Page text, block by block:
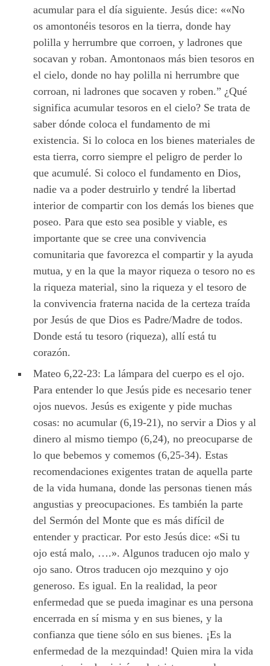
acumular para el día siguiente. Jesús dice: ««No
os amontonéis tesoros en la tierra, donde hay
polilla y herrumbre que corroen, y ladrones que
socavan y roban. Amontonaos más bien tesoros en
el cielo, donde no hay polilla ni herrumbre que
corroan, ni ladrones que socaven y roben.” ¿Qué
significa acumular tesoros en el cielo? Se trata de
saber dónde coloca el fundamento de mi
existencia. Si lo coloca en los bienes materiales de
esta tierra, corro siempre el peligro de perder lo
que acumulé. Si coloco el fundamento en Dios,
nadie va a poder destruirlo y tendré la libertad
interior de compartir con los demás los bienes que
poseo. Para que esto sea posible y viable, es
importante que se cree una convivencia
comunitaria que favorezca el compartir y la ayuda
mutua, y en la que la mayor riqueza o tesoro no es
la riqueza material, sino la riqueza y el tesoro de
la convivencia fraterna nacida de la certeza traída
por Jesús de que Dios es Padre/Madre de todos.
Donde está tu tesoro (riqueza), allí está tu
corazón.
Mateo 6,22-23: La lámpara del cuerpo es el ojo.
Para entender lo que Jesús pide es necesario tener
ojos nuevos. Jesús es exigente y pide muchas
cosas: no acumular (6,19-21), no servir a Dios y al
dinero al mismo tiempo (6,24), no preocuparse de
lo que bebemos y comemos (6,25-34). Estas
recomendaciones exigentes tratan de aquella parte
de la vida humana, donde las personas tienen más
angustias y preocupaciones. Es también la parte
del Sermón del Monte que es más difícil de
entender y practicar. Por esto Jesús dice: «Si tu
ojo está malo, ….». Algunos traducen ojo malo y
ojo sano. Otros traducen ojo mezquino y ojo
generoso. Es igual. En la realidad, la peor
enfermedad que se pueda imaginar es una persona
encerrada en sí misma y en sus bienes, y la
confianza que tiene sólo en sus bienes. ¡Es la
enfermedad de la mezquindad! Quien mira la vida